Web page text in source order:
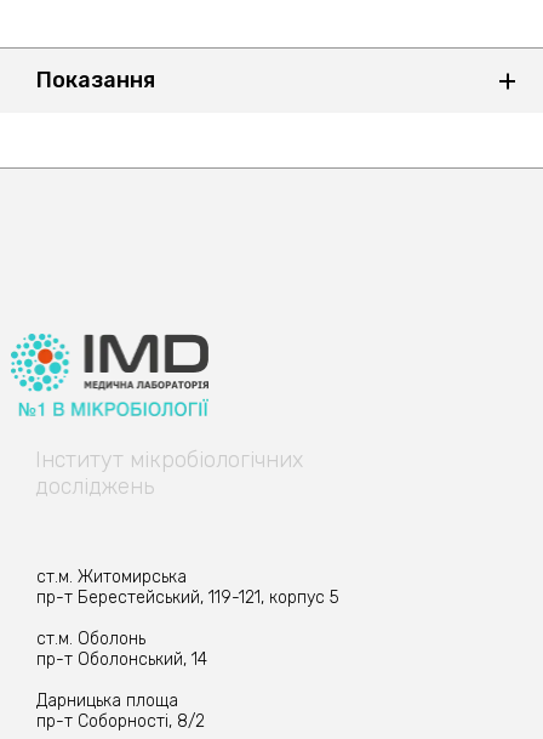
Показання
Інститут мікробіологічних
досліджень
ст.м. Житомирська
пр-т Берестейський, 119-121, корпус 5
ст.м. Оболонь
пр-т Оболонський, 14
Дарницька площа
пр-т Соборності, 8/2